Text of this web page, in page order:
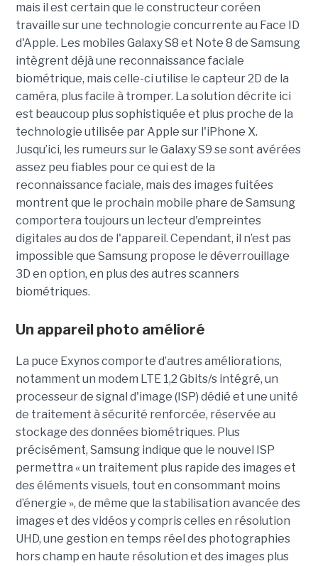
mais il est certain que le constructeur coréen
travaille sur une technologie concurrente au Face ID
d'Apple. Les mobiles Galaxy S8 et Note 8 de Samsung
intègrent déjà une reconnaissance faciale
biométrique, mais celle-ci utilise le capteur 2D de la
caméra, plus facile à tromper. La solution décrite ici
est beaucoup plus sophistiquée et plus proche de la
technologie utilisée par Apple sur l'iPhone X.
Jusqu’ici, les rumeurs sur le Galaxy S9 se sont avérées
assez peu fiables pour ce qui est de la
reconnaissance faciale, mais des images fuitées
montrent que le prochain mobile phare de Samsung
comportera toujours un lecteur d'empreintes
digitales au dos de l'appareil. Cependant, il n’est pas
impossible que Samsung propose le déverrouillage
3D en option, en plus des autres scanners
biométriques.
Un appareil photo amélioré
La puce Exynos comporte d’autres améliorations,
notamment un modem LTE 1,2 Gbits/s intégré, un
processeur de signal d'image (ISP) dédié et une unité
de traitement à sécurité renforcée, réservée au
stockage des données biométriques. Plus
précisément, Samsung indique que le nouvel ISP
permettra « un traitement plus rapide des images et
des éléments visuels, tout en consommant moins
d’énergie », de même que la stabilisation avancée des
images et des vidéos y compris celles en résolution
UHD, une gestion en temps réel des photographies
hors champ en haute résolution et des images plus